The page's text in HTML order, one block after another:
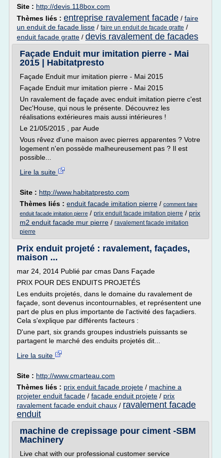
Site : http://devis.118box.com
Thèmes liés : entreprise ravalement facade / faire
un enduit de facade lisse / faire un enduit de facade gratte /
enduit facade gratte / devis ravalement de facades
Façade Enduit mur imitation pierre - Mai
2015 | Habitatpresto
Façade Enduit mur imitation pierre - Mai 2015
Façade Enduit mur imitation pierre - Mai 2015
Un ravalement de façade avec enduit imitation pierre c'est
Dec'House, qui nous le présente. Découvrez les
réalisations extérieures mais aussi intérieures !
Le 21/05/2015 , par Aude
Vous rêvez d'une maison avec pierres apparentes ? Votre
logement n'en possède malheureusement pas ? Il est
possible...
Lire la suite
Site : http://www.habitatpresto.com
Thèmes liés : enduit facade imitation pierre / comment faire
enduit facade imitation pierre / prix enduit facade imitation pierre / prix
m2 enduit facade mur pierre / ravalement facade imitation
pierre
Prix enduit projeté : ravalement, façades,
maison ...
mar 24, 2014 Publié par cmas Dans Façade
PRIX POUR DES ENDUITS PROJETÉS
Les enduits projetés, dans le domaine du ravalement de
façade, sont devenus incontournables, et représentent une
part de plus en plus importante de l'activité des façadiers.
Cela s'explique par différents facteurs :
D'une part, six grands groupes industriels puissants se
partagent le marché des enduits projetés dit...
Lire la suite
Site : http://www.cmarteau.com
Thèmes liés : prix enduit facade projete / machine a
projeter enduit facade / facade enduit projete / prix
ravalement facade enduit chaux / ravalement facade
enduit
machine de crepissage pour ciment -SBM
Machinery
Live chat with our professional customer service